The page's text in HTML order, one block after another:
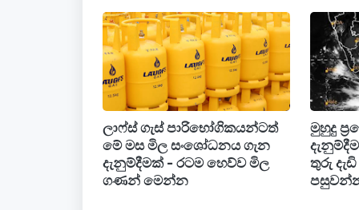
කෙසේ වෙතත් ඊයේ දින රන් මිල
තිබුණා.
ලාෆ්ස් ගැස් පාරිභෝගිකයන්ටත්
මේ මස මිල සංශෝධනය ගැන
දැනුම්දීමක් - රටම හෙව්ව මිල
ගණන් මෙන්න
මුහුදු
තුරු